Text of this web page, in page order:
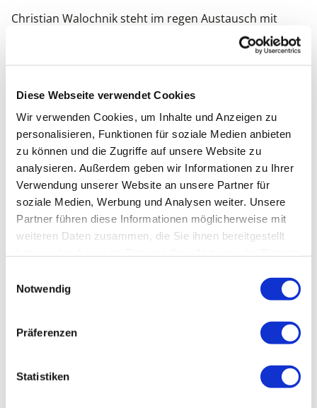
Diese Webseite verwendet Cookies
Wir verwenden Cookies, um Inhalte und Anzeigen zu
personalisieren, Funktionen für soziale Medien anbieten
zu können und die Zugriffe auf unsere Website zu
analysieren. Außerdem geben wir Informationen zu Ihrer
Verwendung unserer Website an unsere Partner für
soziale Medien, Werbung und Analysen weiter. Unsere
Partner führen diese Informationen möglicherweise mit
weiteren Daten zusammen, die Sie ihnen bereitgestellt
Notwendig
Präferenzen
Statistiken
Christian Walochnik steht im regen Austausch mit
Athletiktrainern. Auch weiterhin legt er viel Wert auf
Aus- und Fortbildung.
Seit über 10 Jahren unterrichtet Christian Walochnik
angehende Manualtherapeuten und Osteopathen und
fordert mehr Kollegialität zwischen Physiotherapie und
ärztlicher Osteopathie ein.
SCHULUNGSTERMINE MIT CHRISTIAN
WALOCHNIK
Derzeit sind keine Kurse verfügbar.